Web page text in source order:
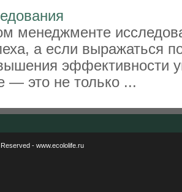
менеджменте
а если выражаться
эффективности
— это не только ...
- www.ecololife.ru